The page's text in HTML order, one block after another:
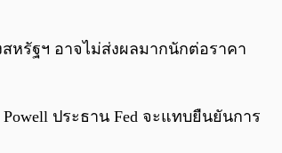
0:00/ 0:00
สหรัฐฯ อาจไม่ส่งผลมากนักต่อราคา
ประธาน Fed จะแทบยืนยันการ